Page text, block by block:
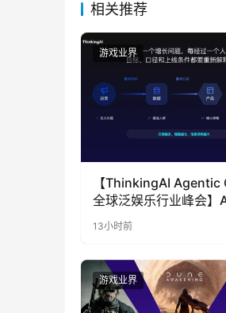
相关推荐
游戏业界
【ThinkingAI Agentic
全球泛娱乐行业峰会】
代，人到底负责什么
13小时前
游戏业界